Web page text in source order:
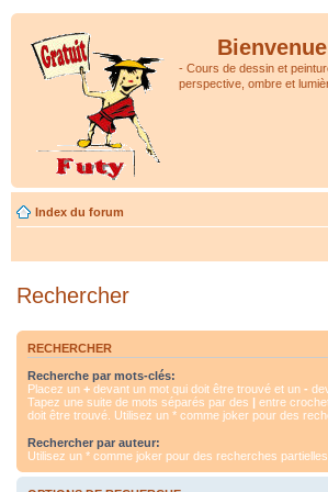
- Cours de dessin et
perspective, ombre et
Index du forum
Rechercher
RECHERCHER
Recherche par mots-clés:
Placez un + devant un mot qui doit être trouvé et un -
Tapez une suite de mots séparés par des | entre
doit être trouvé. Utilisez un * comme joker pour des
Rechercher par auteur:
Utilisez un * comme joker pour des recherches partielles.